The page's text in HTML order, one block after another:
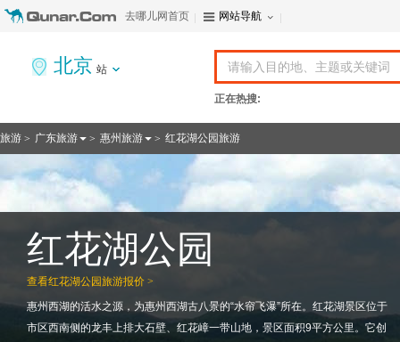
去哪儿网首页 网站导航
北京 站
正在热搜:
旅游 > 广东旅游 > 惠州旅游 > 红花湖公园旅游
查看红花湖公园旅游报价 >
红花湖公园
惠州西湖的活水之源，为惠州西湖古八景的“水帘飞瀑”所在。红花湖景区位于
市区西南侧的龙丰上排大石壁、红花嶂一带山地，景区面积9平方公里。它创